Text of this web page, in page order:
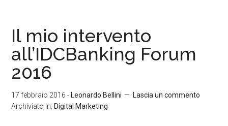
Il mio intervento
all’IDCBanking Forum
2016
17 febbraio 2016 - Leonardo Bellini
Lascia un commento
Archiviato in: Digital Marketing